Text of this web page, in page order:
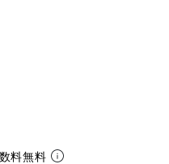
料無料